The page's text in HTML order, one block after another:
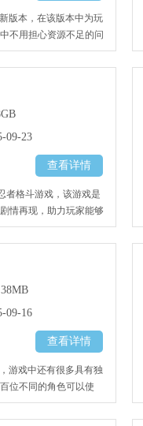
版本，在该版本中为玩
不用担心资源不足的问
的乐高积木造型搭配忍
09-23
查看详情
者格斗游戏，该游戏是
情再现，助力玩家能够
下载吧！
09-16
查看详情
游戏中还有很多具有独
位不同的角色可以使
还有丰富的道具可以使